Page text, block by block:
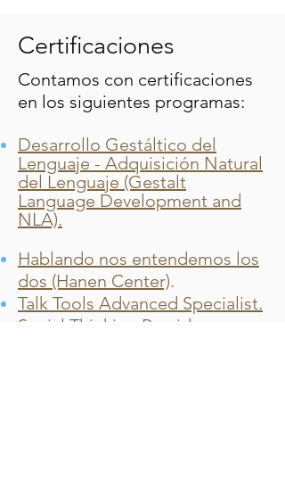
Certificaciones
Contamos con certificaciones
en los siguientes programas:
Desarrollo Gestáltico del
Lenguaje - Adquisición Natural
del Lenguaje (Gestalt
Language Development and
NLA).
Hablando nos entendemos los
dos (Hanen Center).
Talk Tools Advanced Specialist.
Social Thinking Providers.